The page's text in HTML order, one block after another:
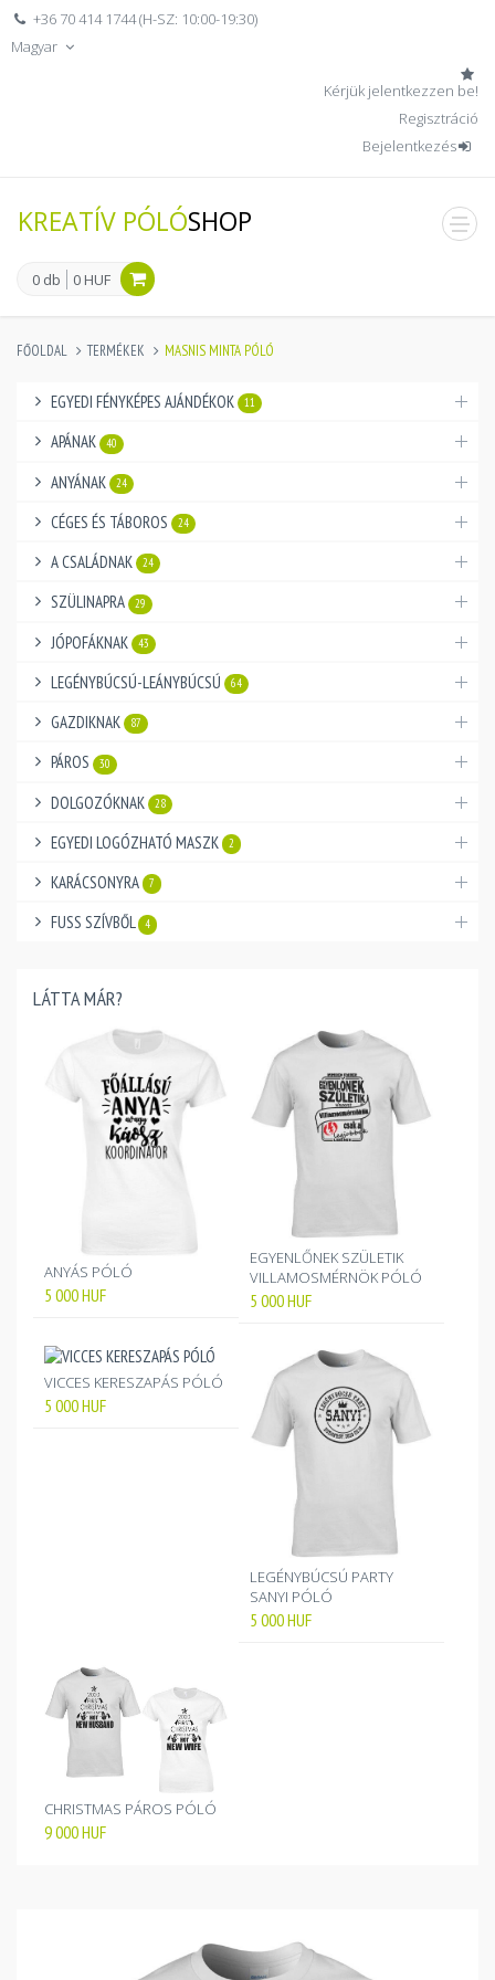
+36 70 414 1744 (H-SZ: 10:00-19:30)
Magyar
Kérjük jelentkezzen be!
Regisztráció
Bejelentkezés
KREATÍV PÓLÓSHOP
0 db 0 HUF
FŐOLDAL TERMÉKEK MASNIS MINTA PÓLÓ
EGYEDI FÉNYKÉPES AJÁNDÉKOK 11
APÁNAK 40
ANYÁNAK 24
CÉGES ÉS TÁBOROS 24
A CSALÁDNAK 24
SZÜLINAPRA 29
JÓPOFÁKNAK 43
LEGÉNYBÚCSÚ-LEÁNYBÚCSÚ 64
GAZDIKNAK 87
PÁROS 30
DOLGOZÓKNAK 28
EGYEDI LOGÓZHATÓ MASZK 2
KARÁCSONYRA 7
FUSS SZÍVBŐL 4
LÁTTA MÁR?
ANYÁS PÓLÓ
5 000HUF
EGYENLŐNEK SZÜLETIK
VILLAMOSMÉRNÖK PÓLÓ
5 000HUF
VICCES KERESZAPÁS PÓLÓ
5 000HUF
LEGÉNYBÚCSÚ PARTY
SANYI PÓLÓ
5 000HUF
CHRISTMAS PÁROS PÓLÓ
9 000HUF